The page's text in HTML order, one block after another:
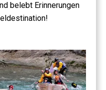
belebt Erinnerungen